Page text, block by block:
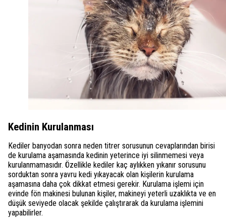
Kedinin Kurulanması
Kediler banyodan sonra neden titrer sorusunun cevaplarından birisi
de kurulama aşamasında kedinin yeterince iyi silinmemesi veya
kurulanmamasıdır. Özellikle kediler kaç aylıkken yıkanır sorusunu
sorduktan sonra yavru kedi yıkayacak olan kişilerin kurulama
aşamasına daha çok dikkat etmesi gerekir. Kurulama işlemi için
evinde fön makinesi bulunan kişiler, makineyi yeterli uzaklıkta ve en
düşük seviyede olacak şekilde çalıştırarak da kurulama işlemini
yapabilirler.